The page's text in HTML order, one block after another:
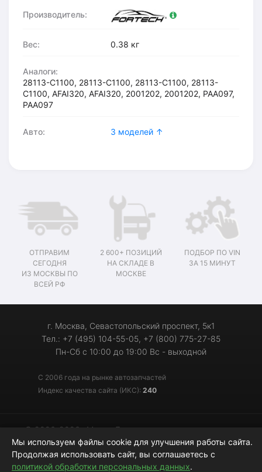
Производитель:
Вес: 0.38 кг
Аналоги:
28113-C1100, 28113-C1100, 28113-C1100, 28113-
C1100, AFAI320, AFAI320, 2001202, 2001202, PAA097,
PAA097
Авто: 3 моделей ↑
ОТПРАВИМ
СЕГОДНЯ
ИЗ МОСКВЫ ПО
ВСЕЙ РФ
2 600+ ПОЗИЦИЙ
НА СКЛАДЕ В
МОСКВЕ
ПОДБОР ПО VIN
ЗА 15 МИНУТ
г. Москва, Севастопольский проспект, 5к1
Тел.: +7 (495) 104-55-05, +7 (800) 775-27-85
Пн-Сб с 10:00 до 19:00 Вс - выходной
С 2006 года на рынке автозапчастей
Индекс качества сайта (ИКС): 240
© 2006-2026 «Мотор-Джи» - запчасти для иномарок
Мы используем файлы cookie для улучшения работы сайта.
Продолжая использовать сайт, вы соглашаетесь с
политикой обработки персональных данных.